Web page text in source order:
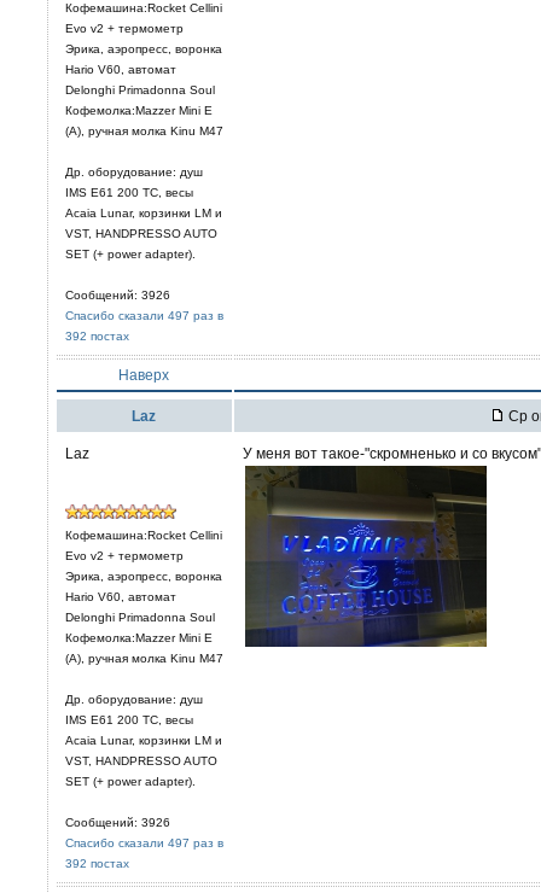
Кофемашина:Rocket Cellini
Evo v2 + термометр
Эрика, аэропресс, воронка
Hario V60, автомат
Delonghi Primadonna Soul
Кофемолка:Mazzer Mini E
(A), ручная молка Kinu M47
Др. оборудование: душ
IMS E61 200 TC, весы
Acaia Lunar, корзинки LM и
VST, HANDPRESSO AUTO
SET (+ power adapter).
Сообщений: 3926
Спасибо сказали 497 раз в
392 постах
Наверх
Laz Ср
Laz
Кофемашина:Rocket Cellini
Evo v2 + термометр
Эрика, аэропресс, воронка
Hario V60, автомат
Delonghi Primadonna Soul
Кофемолка:Mazzer Mini E
(A), ручная молка Kinu M47
Др. оборудование: душ
IMS E61 200 TC, весы
Acaia Lunar, корзинки LM и
VST, HANDPRESSO AUTO
SET (+ power adapter).
Сообщений: 3926
Спасибо сказали 497 раз в
392 постах
У меня вот такое-"скромненько и со